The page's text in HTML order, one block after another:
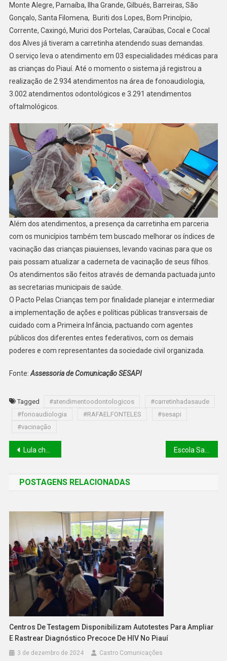
Monte Alegre, Parnaíba, Ilha Grande, Gilbués, Barreiras, São
Gonçalo, Santa Filomena, Buriti dos Lopes, Bom Princípio,
Corrente, Caxingó, Murici dos Portelas, Caraúbas, Cocal e Cocal
dos Alves já tiveram a carretinha atendendo suas demandas.
O serviço leva o atendimento em 03 especialidades médicas para
as crianças do Piauí. Até o momento o sistema já registrou a
realização de 2.934 atendimentos na área de fonoaudiologia,
3.002 atendimentos odontológicos e 3.291 atendimentos
oftalmológicos.
Além dos atendimentos, a presença da carretinha em parceria
com os municípios também tem buscado melhorar os índices de
vacinação das crianças piauienses, levando vacinas para que os
pais possam atualizar a caderneta de vacinação de seus filhos.
Os atendimentos são feitos através de demanda pactuada junto
as secretarias municipais de saúde.
O Pacto Pelas Crianças tem por finalidade planejar e intermediar
a implementação de ações e políticas públicas transversais de
cuidado com a Primeira Infância, pactuando com agentes
públicos dos diferentes entes federativos, com os demais
poderes e com representantes da sociedade civil organizada.
Fonte: Assessoria de Comunicação SESAPI
Tagged #atendimentoodontologicos
#carretinhadasaude
#fonoaudiologia
#RAFAELFONTELES
#sesapi
#vacinação
Lula chega a Berlim para ‘reforçar parceria estratégica’ entre Brasil e Alemanha
POSTAGENS RELACIONADAS
Centros De Testagem Disponibilizam Autotestes Para Ampliar
E Rastrear Diagnóstico Precoce De HIV No Piauí
3 de dezembro de 2024 Castro Comunicações